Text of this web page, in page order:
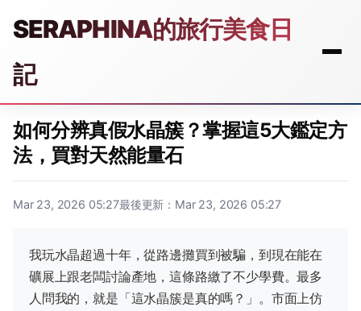
SERAPHINA的旅行美食日
記
如何分辨真假水晶簇？掌握這5大鑑定方
法，買對天然能量石
Mar 23, 2026 05:27最後更新：Mar 23, 2026 05:27
我玩水晶超過十年，從路邊攤買到被騙，到現在能在
礦展上跟老闆討論產地，這條路繳了不少學費。最多
人問我的，就是「這水晶簇是真的嗎？」。市面上仿